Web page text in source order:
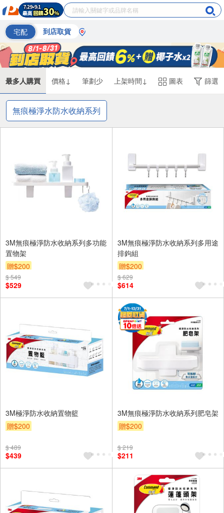
宅配 到店取貨
最多人購買 價格↓ 筆劃少 上架時間↓ 圖表 篩選
無痕極淨水防水收納系列
3M無痕極淨防水收納系列多功能
置物架
贈$200
$ 549
$529
3M無痕極淨防水收納系列多用途
排鉤組
贈$200
$ 629
$614
3M極淨防水收納置物籃
贈$200
$ 489
$439
3M無痕極淨防水收納系列肥皂架
贈$200
$ 219
$211